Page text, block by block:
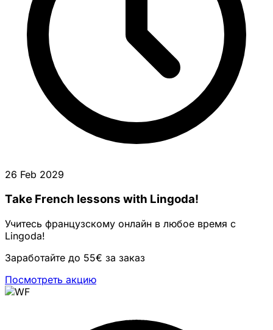
26 Feb 2029
Take French lessons with Lingoda!
Учитесь французскому онлайн в любое время с
Lingoda!
Заработайте до 55€ за заказ
Посмотреть акцию